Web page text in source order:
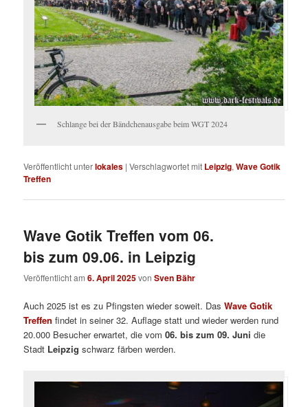
Schlange bei der Bändchenausgabe beim WGT 2024
Veröffentlicht unterlokales |Verschlagwortet mit Leipzig,Wave Gotik
Treffen
Wave Gotik Treffen vom 06.
bis zum 09.06. in Leipzig
Veröffentlicht am6. April 2025vonSven Bähr
Auch 2025 ist es zu Pfingsten wieder soweit. DasWave Gotik
Treffen findet in seiner 32. Auflage statt und wieder werden rund
20.000 Besucher erwartet, die vom06. bis zum 09. Juni die
Stadt Leipzig schwarz färben werden.